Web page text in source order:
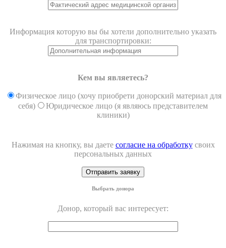
Информация которую вы бы хотели дополнительно указать
для транспортировки:
Кем вы являетесь?
Физическое лицо (хочу приобрети донорский материал для
себя)
Юридическое лицо (я являюсь представителем
клиники)
Нажимая на кнопку, вы даете согласие на обработкусвоих
персональных данных
Выбрать донора
Донор, который вас интересует: